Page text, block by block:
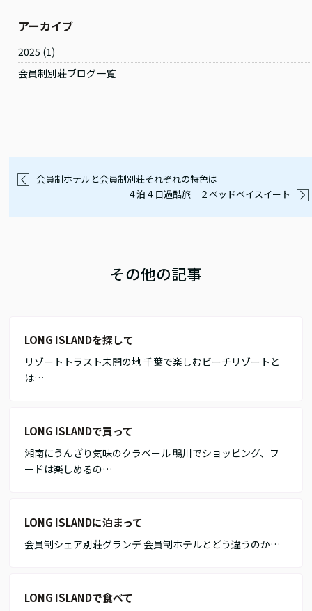
アーカイブ
2025 (1)
会員制別荘ブログ一覧
会員制ホテルと会員制別荘それぞれの特色は
４泊４日過酷旅 ２ベッドベイスイート
その他の記事
LONG ISLANDを探して
リゾートトラスト未開の地 千葉で楽しむビーチリゾートと
は…
LONG ISLANDで買って
湘南にうんざり気味のクラベール 鴨川でショッピング、フ
ードは楽しめるの…
LONG ISLANDに泊まって
会員制シェア別荘グランデ 会員制ホテルとどう違うのか…
LONG ISLANDで食べて